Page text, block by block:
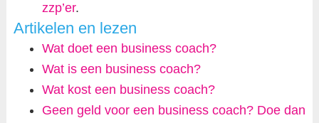
zzp’er.
Artikelen en lezen
Wat doet een business coach?
Wat is een business coach?
Wat kost een business coach?
Geen geld voor een business coach? Doe dan